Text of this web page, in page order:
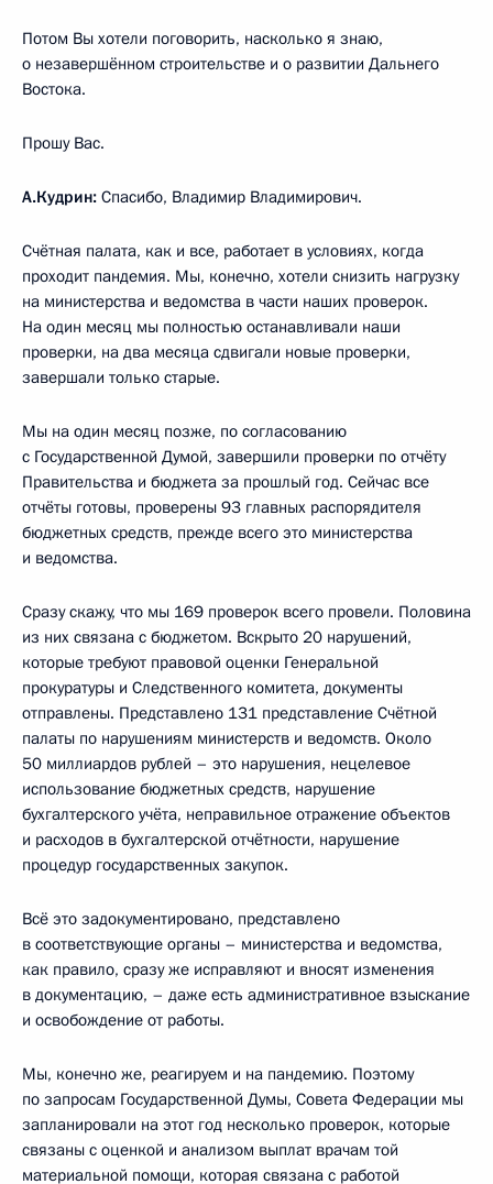
Потом Вы хотели поговорить, насколько я знаю,
о незавершённом строительстве и о развитии Дальнего
Востока.
Прошу Вас.
А.Кудрин: Спасибо, Владимир Владимирович.
Счётная палата, как и все, работает в условиях, когда
проходит пандемия. Мы, конечно, хотели снизить нагрузку
на министерства и ведомства в части наших проверок.
На один месяц мы полностью останавливали наши
проверки, на два месяца сдвигали новые проверки,
завершали только старые.
Мы на один месяц позже, по согласованию
с Государственной Думой, завершили проверки по отчёту
Правительства и бюджета за прошлый год. Сейчас все
отчёты готовы, проверены 93 главных распорядителя
бюджетных средств, прежде всего это министерства
и ведомства.
Сразу скажу, что мы 169 проверок всего провели. Половина
из них связана с бюджетом. Вскрыто 20 нарушений,
которые требуют правовой оценки Генеральной
прокуратуры и Следственного комитета, документы
отправлены. Представлено 131 представление Счётной
палаты по нарушениям министерств и ведомств. Около
50 миллиардов рублей – это нарушения, нецелевое
использование бюджетных средств, нарушение
бухгалтерского учёта, неправильное отражение объектов
и расходов в бухгалтерской отчётности, нарушение
процедур государственных закупок.
Всё это задокументировано, представлено
в соответствующие органы – министерства и ведомства,
как правило, сразу же исправляют и вносят изменения
в документацию, – даже есть административное взыскание
и освобождение от работы.
Мы, конечно же, реагируем и на пандемию. Поэтому
по запросам Государственной Думы, Совета Федерации мы
запланировали на этот год несколько проверок, которые
связаны с оценкой и анализом выплат врачам той
материальной помощи, которая связана с работой